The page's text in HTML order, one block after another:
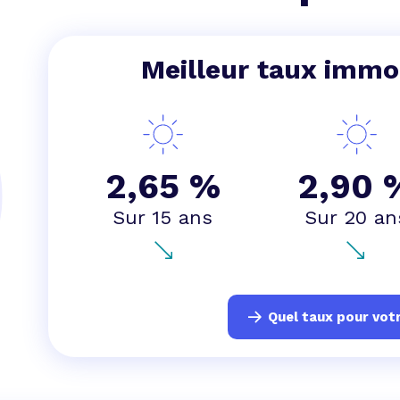
Toutes les simulations
taux !
Toutes les simulations
! de crédits
Meilleur taux
2,65 %
Sur 15 ans
2,90
Sur 20
Quel taux pour